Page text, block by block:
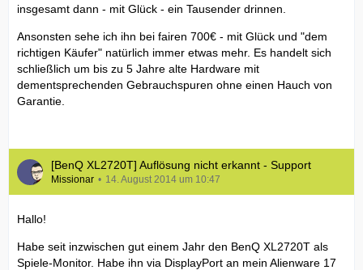
insgesamt dann - mit Glück - ein Tausender drinnen.
Ansonsten sehe ich ihn bei fairen 700€ - mit Glück und "dem
richtigen Käufer" natürlich immer etwas mehr. Es handelt sich
schließlich um bis zu 5 Jahre alte Hardware mit
dementsprechenden Gebrauchspuren ohne einen Hauch von
Garantie.
[BenQ XL2720T] Auflösung nicht erkannt - Support
Missionar 14. August 2014 um 10:47
Hallo!
Habe seit inzwischen gut einem Jahr den BenQ XL2720T als
Spiele-Monitor. Habe ihn via DisplayPort an mein Alienware 17